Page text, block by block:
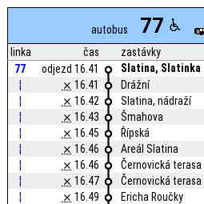
autobus 77
linka čas zastávky
77
odjezd 16.41 Slatina, Slatinka
¦
⨯ 16.41 Drážní
¦
⨯ 16.42 Slatina, nádraží
¦
⨯ 16.43 Šmahova
¦
⨯ 16.45 Řípská
¦
⨯ 16.46 Areál Slatina
¦
⨯ 16.46 Černovická terasa II
¦
⨯ 16.47 Černovická terasa I
¦
⨯ 16.49 Ericha Roučky